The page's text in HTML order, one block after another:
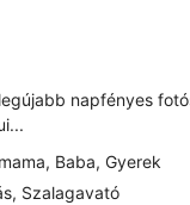
napfényes
Baba, Gyerek
Szalagavató